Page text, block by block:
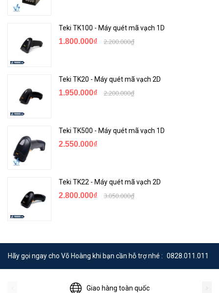
Teki TK100 - Máy quét mã vạch 1D
1.800.000₫ 2.200.000₫
Teki TK20 - Máy quét mã vạch 2D
1.950.000₫ 2.200.000₫
Teki TK500 - Máy quét mã vạch 1D
2.550.000₫
Teki TK22 - Máy quét mã vạch 2D
2.800.000₫ 3.050.000₫
Hãy gọi ngay cho Võ Hoàng khi bạn cần hỗ trợ nhé : 0828.011.011
Giao hàng toàn quốc